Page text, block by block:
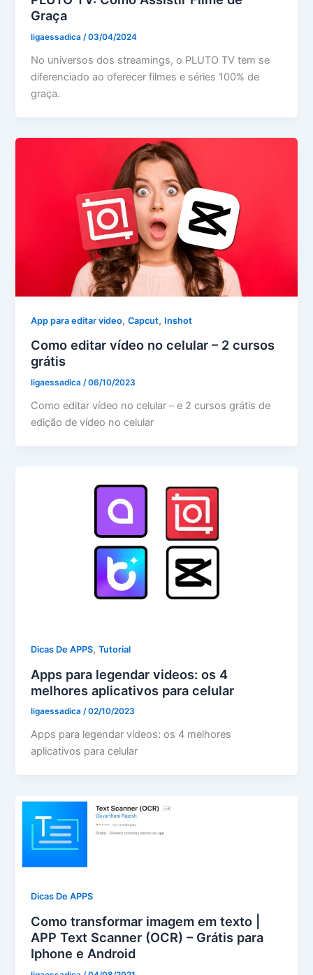
Graça
ligaessadica/03/04/2024
No universos dos streamings, o PLUTO TV tem se
diferenciado ao oferecer filmes e séries 100% de
graça.
App para editar video,Capcut, Inshot
Como editar vídeo no celular – 2 cursos
grátis
ligaessadica/06/10/2023
Como editar vídeo no celular – e 2 cursos grátis de
edição de vídeo no celular
Dicas De APPS,Tutorial
Apps para legendar videos: os 4
melhores aplicativos para celular
ligaessadica/02/10/2023
Apps para legendar videos: os 4 melhores
aplicativos para celular
Dicas De APPS
Como transformar imagem em texto |
APP Text Scanner (OCR) – Grátis para
Iphone e Android